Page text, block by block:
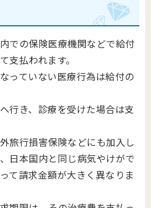
での保険医療機関などで給付
支払われます。
っていない医療行為は給付の
行き、診療を受けた場合は支
旅行損害保険などにも加入し
日本国内と同じ病気やけがで
て請求金額が大きく異なりま